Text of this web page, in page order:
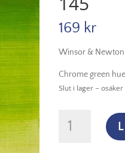
169 kr
Winsor &
Chrome green
Slut i lager –
Oljefärg